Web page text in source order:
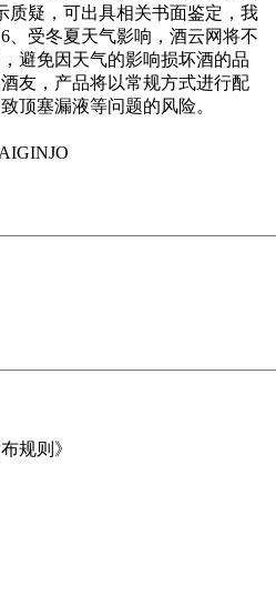
质疑，可出具相关书面鉴定，我
6、受冬夏天气影响，酒云网将不
避免因天气的影响损坏酒的品
友，产品将以常规方式进行配
顶塞漏液等问题的风险。
规则 》